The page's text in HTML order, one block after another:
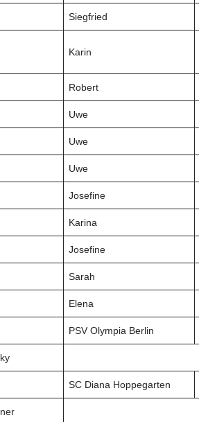
Siegfried
Karin
Robert
Uwe
Uwe
Uwe
Josefine
Karina
Josefine
Sarah
Elena
PSV Olympia Berlin
SC Diana Hoppegarten